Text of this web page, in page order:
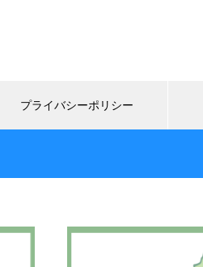
プライバシーポリシー